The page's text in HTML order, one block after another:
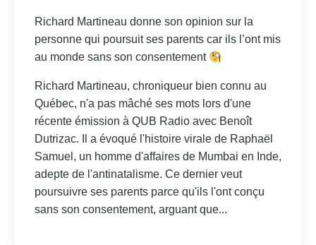
Richard Martineau donne son opinion sur la
personne qui poursuit ses parents car ils l’ont mis
au monde sans son consentement
Richard Martineau, chroniqueur bien connu au
Québec, n'a pas mâché ses mots lors d'une
récente émission à QUB Radio avec Benoît
Dutrizac. Il a évoqué l'histoire virale de Raphaël
Samuel, un homme d'affaires de Mumbai en Inde,
adepte de l'antinatalisme. Ce dernier veut
poursuivre ses parents parce qu'ils l'ont conçu
sans son consentement, arguant que...